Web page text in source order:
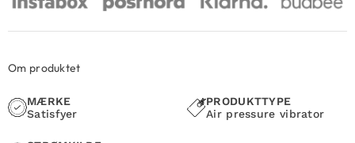
Om produktet
MÆRKE
Satisfyer
PRODUKTTYPE
Air pressure vibrator